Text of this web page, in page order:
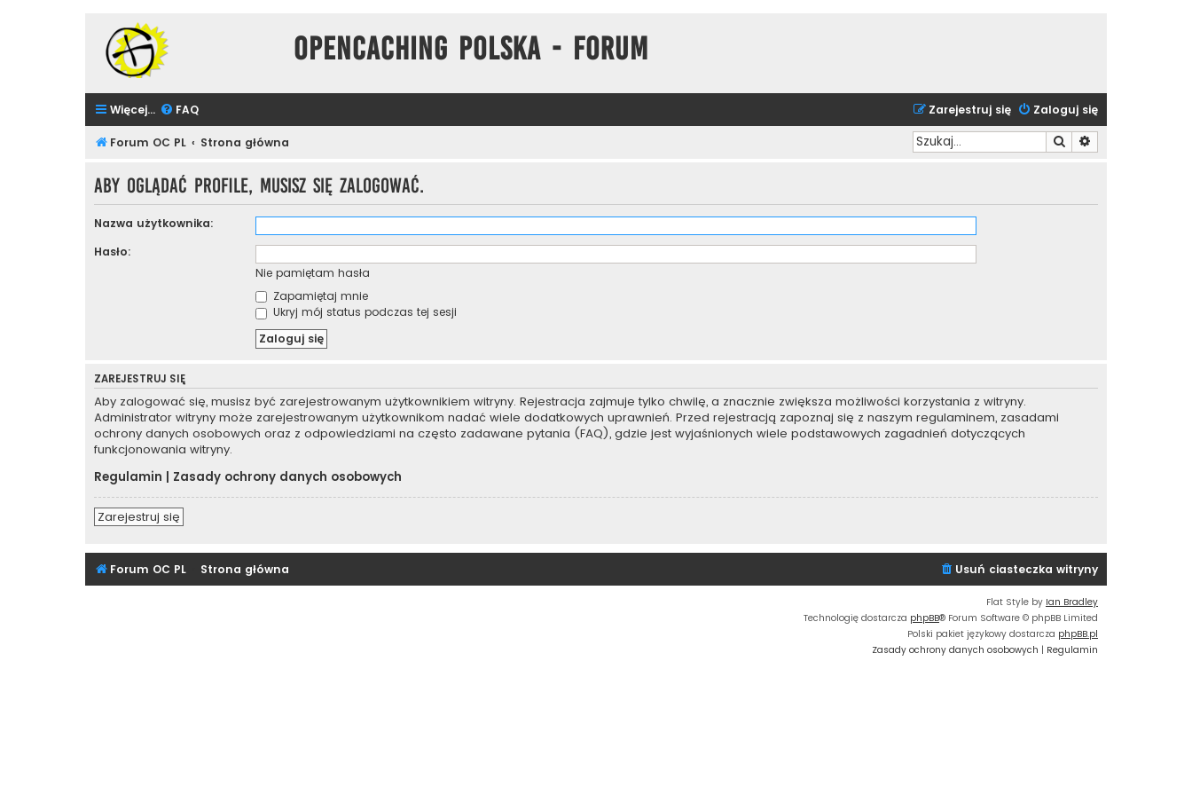
Opencaching Polska - Forum
Więcej… FAQ Zaloguj się
Zarejestruj się
Forum OC PL Strona główna Szukaj
Aby oglądać profile, musisz się zalogować.
Nazwa użytkownika:
Hasło:
Nie pamiętam hasła
Zapamiętaj mnie
Ukryj mój status podczas tej sesji
ZAREJESTRUJ SIĘ
Aby zalogować się, musisz być zarejestrowanym użytkownikiem witryny. Rejestracja zajmuje tylko chwilę, a znacznie zwiększa możliwości korzystania z witryny.
Administrator witryny może zarejestrowanym użytkownikom nadać wiele dodatkowych uprawnień. Przed rejestracją zapoznaj się z naszym regulaminem, zasadami
ochrony danych osobowych oraz z odpowiedziami na często zadawane pytania (FAQ), gdzie jest wyjaśnionych wiele podstawowych zagadnień dotyczących
funkcjonowania witryny.
Regulamin
Zasady ochrony danych osobowych
Zarejestruj się
Forum OC PL Strona główna Usuń ciasteczka witryny
Flat Style by Ian Bradley
Technologię dostarcza phpBB® Forum Software © phpBB Limited
Polski pakiet językowy dostarcza phpBB.pl
Zasady ochrony danych osobowych | Regulamin